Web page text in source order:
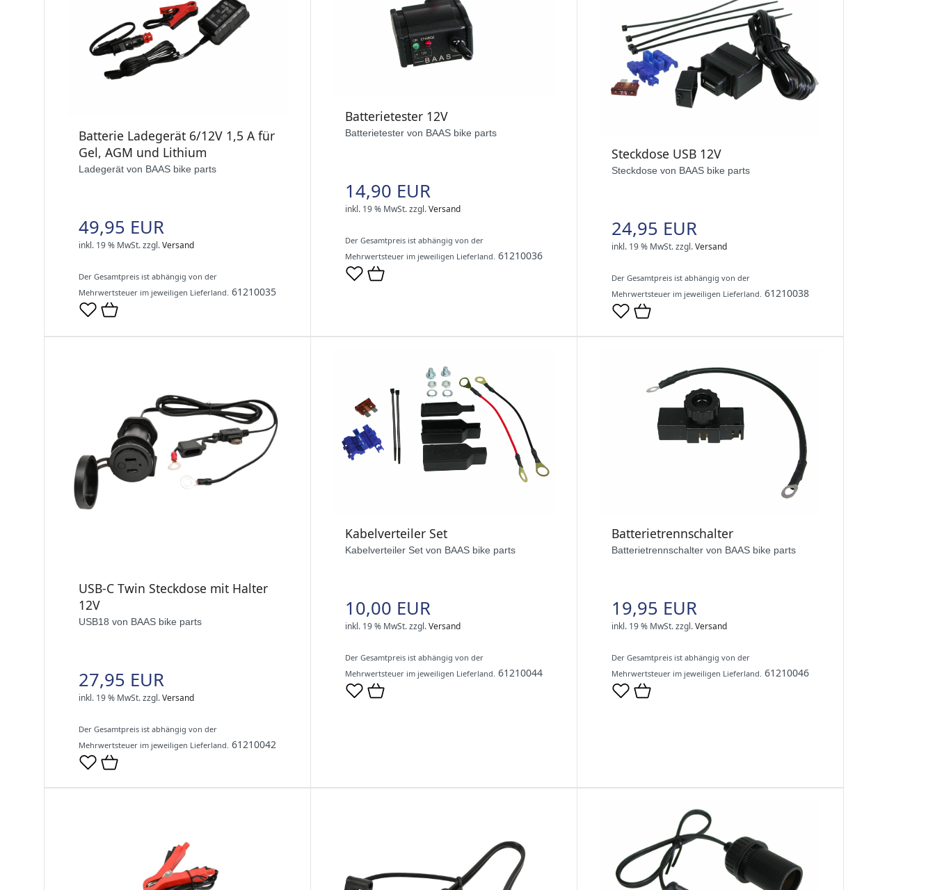
Batterie Ladegerät 6/12V 1,5 A für
Gel, AGM und Lithium
Ladegerät von BAAS bike parts
49,95 EUR
inkl. 19 % MwSt.zzgl.Versand
Der Gesamtpreis ist abhängig von der
Mehrwertsteuer im jeweiligen Lieferland. 61210035
Batterietester 12V
Batterietester von BAAS bike parts
14,90 EUR
inkl. 19 % MwSt.zzgl.Versand
Der Gesamtpreis ist abhängig von der
Mehrwertsteuer im jeweiligen Lieferland. 61210036
Steckdose USB 12V
Steckdose von BAAS bike parts
24,95 EUR
inkl. 19 % MwSt.zzgl.Versand
Der Gesamtpreis ist abhängig von der
Mehrwertsteuer im jeweiligen Lieferland. 61210038
USB-C Twin Steckdose mit Halter
12V
USB18 von BAAS bike parts
27,95 EUR
inkl. 19 % MwSt.zzgl.Versand
Der Gesamtpreis ist abhängig von der
Mehrwertsteuer im jeweiligen Lieferland. 61210042
Kabelverteiler Set
Kabelverteiler Set von BAAS bike parts
10,00 EUR
inkl. 19 % MwSt.zzgl.Versand
Der Gesamtpreis ist abhängig von der
Mehrwertsteuer im jeweiligen Lieferland. 61210044
Batterietrennschalter
Batterietrennschalter von BAAS bike parts
19,95 EUR
inkl. 19 % MwSt.zzgl.Versand
Der Gesamtpreis ist abhängig von der
Mehrwertsteuer im jeweiligen Lieferland. 61210046